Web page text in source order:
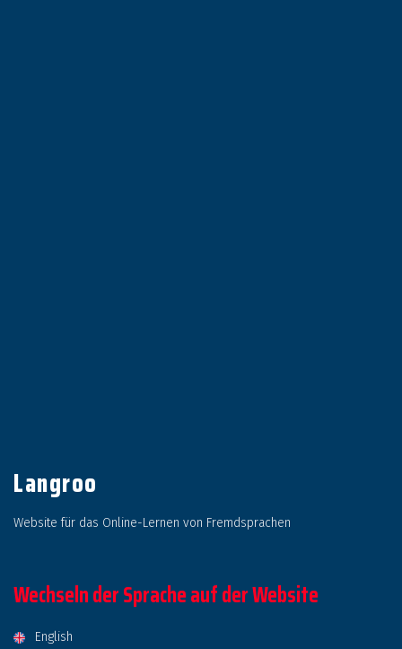
Langroo
Website für das Online-Lernen von Fremdsprachen
Wechseln der Sprache auf der Website
English